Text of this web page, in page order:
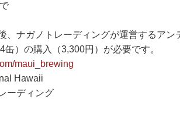
ナガノトレーディングが運営するアン
）の購入（3,300円）が必要です。
maui_brewing
Hawaii
ーディング